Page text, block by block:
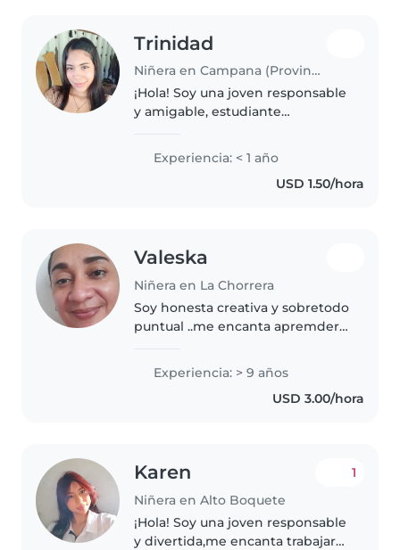
Trinidad
Niñera en Campana (Provincia de Panamá)
¡Hola! Soy una joven responsable
y amigable, estudiante
con niños. Me encanta dibujar y
jugar, y estoy cómoda con
mascotas, cocinar, tareas del
Experiencia: < 1 año
USD 1.50/hora
Valeska
Niñera en La Chorrera
Soy honesta creativa y sobretodo
puntual ..me encanta apremder
más de mi trabajo me gusta
bastante el orden y el aseo doy
lo mejor ee mi siempre a cada..
Experiencia: > 9 años
USD 3.00/hora
Karen
Niñera en Alto Boquete
1
¡Hola! Soy una joven responsable
y divertida,me encanta trabajar